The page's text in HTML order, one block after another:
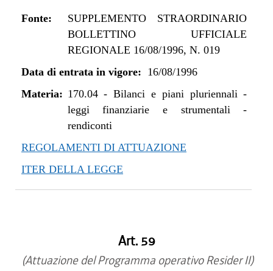
Fonte:
SUPPLEMENTO STRAORDINARIO
BOLLETTINO UFFICIALE
REGIONALE 16/08/1996, N. 019
Data di entrata in vigore: 16/08/1996
Materia: 170.04-Bilanci e piani pluriennali -
leggi finanziarie e strumentali -
rendiconti
REGOLAMENTI DI ATTUAZIONE
ITER DELLA LEGGE
Art. 59
(Attuazione del Programma operativo Resider II)